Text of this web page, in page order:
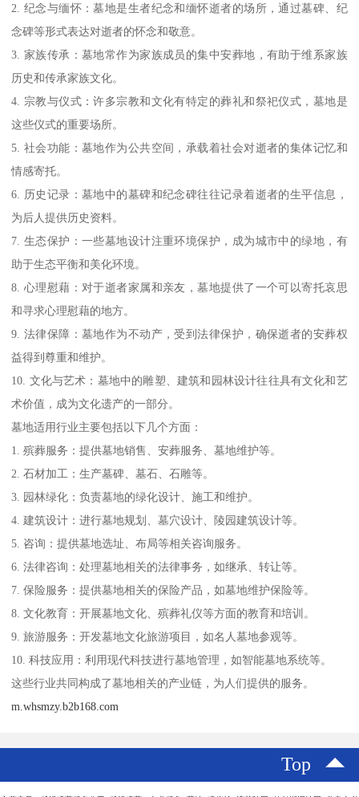
2. 纪念与缅怀：墓地是生者纪念和缅怀逝者的场所，通过墓碑、纪
念碑等形式表达对逝者的怀念和敬意。
3. 家族传承：墓地常作为家族成员的集中安葬地，有助于维系家族
历史和传承家族文化。
4. 宗教与仪式：许多宗教和文化有特定的葬礼和祭祀仪式，墓地是
这些仪式的重要场所。
5. 社会功能：墓地作为公共空间，承载着社会对逝者的集体记忆和
情感寄托。
6. 历史记录：墓地中的墓碑和纪念碑往往记录着逝者的生平信息，
为后人提供历史资料。
7. 生态保护：一些墓地设计注重环境保护，成为城市中的绿地，有
助于生态平衡和美化环境。
8. 心理慰藉：对于逝者家属和亲友，墓地提供了一个可以寄托哀思
和寻求心理慰藉的地方。
9. 法律保障：墓地作为不动产，受到法律保护，确保逝者的安葬权
益得到尊重和维护。
10. 文化与艺术：墓地中的雕塑、建筑和园林设计往往具有文化和艺
术价值，成为文化遗产的一部分。
墓地适用行业主要包括以下几个方面：
1. 殡葬服务：提供墓地销售、安葬服务、墓地维护等。
2. 石材加工：生产墓碑、墓石、石雕等。
3. 园林绿化：负责墓地的绿化设计、施工和维护。
4. 建筑设计：进行墓地规划、墓穴设计、陵园建筑设计等。
5. 咨询：提供墓地选址、布局等相关咨询服务。
6. 法律咨询：处理墓地相关的法律事务，如继承、转让等。
7. 保险服务：提供墓地相关的保险产品，如墓地维护保险等。
8. 文化教育：开展墓地文化、殡葬礼仪等方面的教育和培训。
9. 旅游服务：开发墓地文化旅游项目，如名人墓地参观等。
10. 科技应用：利用现代科技进行墓地管理，如智能墓地系统等。
这些行业共同构成了墓地相关的产业链，为人们提供的服务。
m.whsmzy.b2b168.com
Top